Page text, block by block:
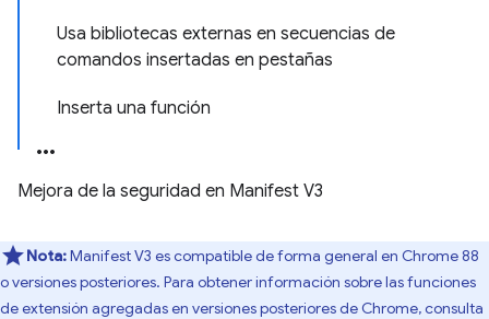
Usa bibliotecas externas en secuencias de
comandos insertadas en pestañas
Inserta una función
Mejora de la seguridad en Manifest V3
Nota:Manifest V3 es compatible de forma general en Chrome 88
o versiones posteriores. Para obtener información sobre las funciones
de extensión agregadas en versiones posteriores de Chrome, consulta